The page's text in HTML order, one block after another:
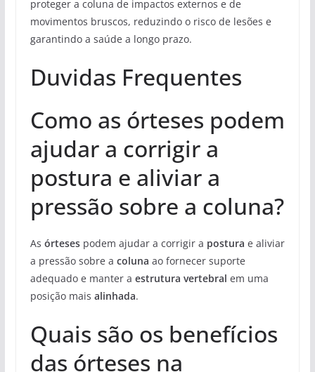
proteger a coluna de impactos externos e de
movimentos bruscos, reduzindo o risco de lesões e
garantindo a saúde a longo prazo.
Duvidas Frequentes
Como as órteses podem
ajudar a corrigir a
postura e aliviar a
pressão sobre a coluna?
As órtesespodem ajudar a corrigir a postura e aliviar
a pressão sobre a coluna ao fornecer suporte
adequado e manter a estrutura vertebral em uma
posição mais alinhada.
Quais são os benefícios
das órteses na